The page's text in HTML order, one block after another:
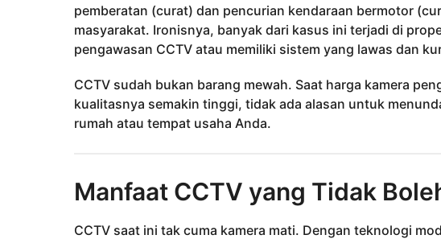
pemberatan (curat) dan pencurian kendaraan bermotor
masyarakat. Ironisnya, banyak dari kasus ini terjadi di
pengawasan CCTV atau memiliki sistem yang lawas dan
CCTV sudah bukan barang mewah. Saat harga kamera
kualitasnya semakin tinggi, tidak ada alasan untuk
rumah atau tempat usaha Anda.
Manfaat CCTV yang Tidak
CCTV saat ini tak cuma kamera mati. Dengan teknologi